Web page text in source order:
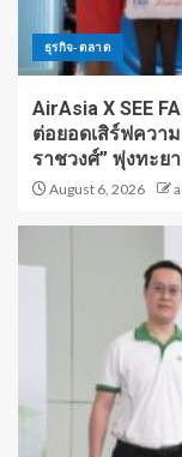
ธุรกิจ-ตลาด
AirAsia X SEE
ต่อยอดเสิร์ฟควา
ราชวงศ์” พุ่งทะย
August 6, 2026